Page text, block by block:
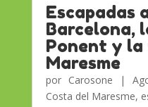
Escapadas
Barcelona,
Ponent y la
Maresme
por Carosone |
Costa del Maresme,